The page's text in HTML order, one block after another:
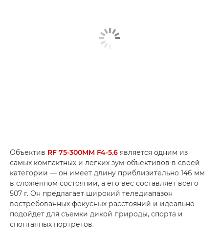
Объектив RF 75-300MM F4-5.6 является одним из
самых компактных и легких зум-объективов в своей
категории — он имеет длину приблизительно 146 мм
в сложенном состоянии, а его вес составляет всего
507 г. Он предлагает широкий теледиапазон
востребованных фокусных расстояний и идеально
подойдет для съемки дикой природы, спорта и
спонтанных портретов.